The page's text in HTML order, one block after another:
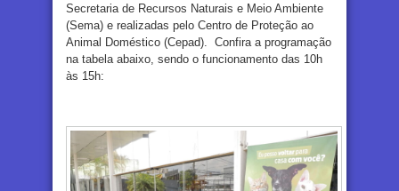
Secretaria de Recursos Naturais e Meio Ambiente
(Sema) e realizadas pelo Centro de Proteção ao
Animal Doméstico (Cepad). Confira a programação
na tabela abaixo, sendo o funcionamento das 10h
às 15h: